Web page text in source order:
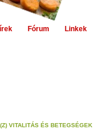
Fórum Linkek
VITALITÁS ÉS